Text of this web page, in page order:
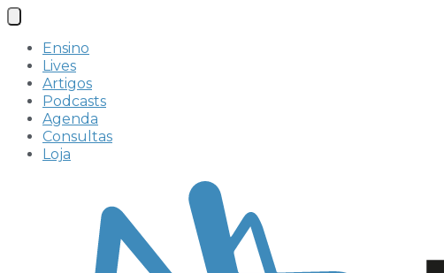
Ensino
Lives
Artigos
Podcasts
Agenda
Consultas
Loja